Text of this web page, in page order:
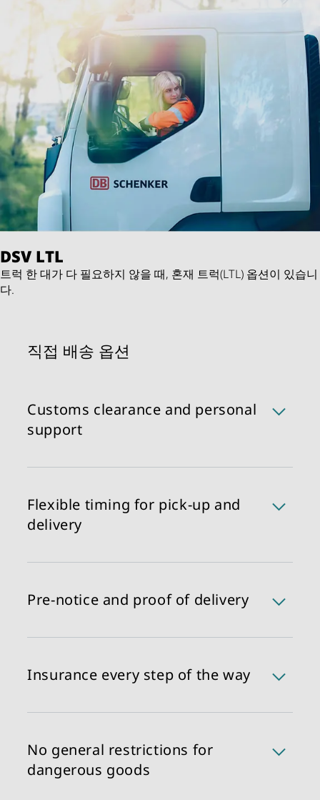
DSVLTL
트럭 한 대가 다 필요하지 않을 때, 혼재 트럭(LTL) 옵션이 있습니
다.
직접 배송 옵션
Customs clearance and personal
support
DB쉥커는 고객님이 원하시는 사업에 집중하실 수 있
필요한 모든 문서, 인증서, 정보를 제공해 주시면 통
관 수속 절차를 밟아 드립니다.
Flexible timing for pick-up and
delivery
'타임 윈도우 픽업/배송:
4PM) 시간에 픽업 및 배송 서비스를 제공합니다. 빠
르고, 편리하고, 100% 믿을 수 있습니다. 원하시는 픽
픽스 데이 픽업/배송:
데이 픽업/배송 서비스도 있습니다.
Pre-notice and proof of delivery
'사전 알림: DB쉥커는 물품 수거 및 배송 날짜와 관련
는 가정 하에 전화 또는 이메일로) 알림을 제공합니
본의 배달증명서를 제공합니다.
Insurance every step of the way
DB쉥커의 운송 보험은 픽업에서 배송 완료까지 직접
과 마음의 평화를 위해. 운송 중에 일어날 수 있는 외
부 요인들로 인한 손실 및 파손 가능성으로부터 보호
합니다. AXA XL 보험사의 규정에 따릅니다.
No general restrictions for
dangerous goods